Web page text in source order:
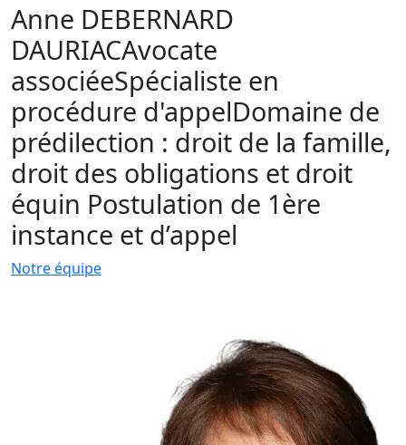
Anne DEBERNARD
DAURIACAvocate
associéeSpécialiste en
procédure d'appelDomaine de
prédilection : droit de la famille,
droit des obligations et droit
équin Postulation de 1ère
instance et d’appel
Notre équipe